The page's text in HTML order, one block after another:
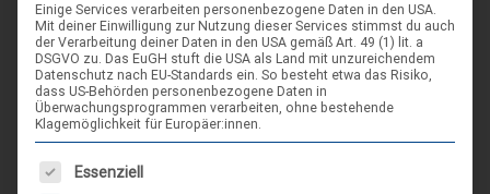
AKTUELLE BEITRÄGE AUF INSTAGRAM
Einige Services verarbeiten personenbezogene Daten in den USA.
Mit deiner Einwilligung zur Nutzung dieser Services stimmst du auch
der Verarbeitung deiner Daten in den USA gemäß Art. 49 (1) lit. a
DSGVO zu. Das EuGH stuft die USA als Land mit unzureichendem
Datenschutz nach EU-Standards ein. So besteht etwa das Risiko,
dass US-Behörden personenbezogene Daten in
Überwachungsprogrammen verarbeiten, ohne bestehende
Klagemöglichkeit für Europäer:innen.
Es folgt eine Liste der Service-Gruppen, für die eine
Essenziell